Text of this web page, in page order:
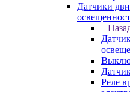
Датчики
Реле